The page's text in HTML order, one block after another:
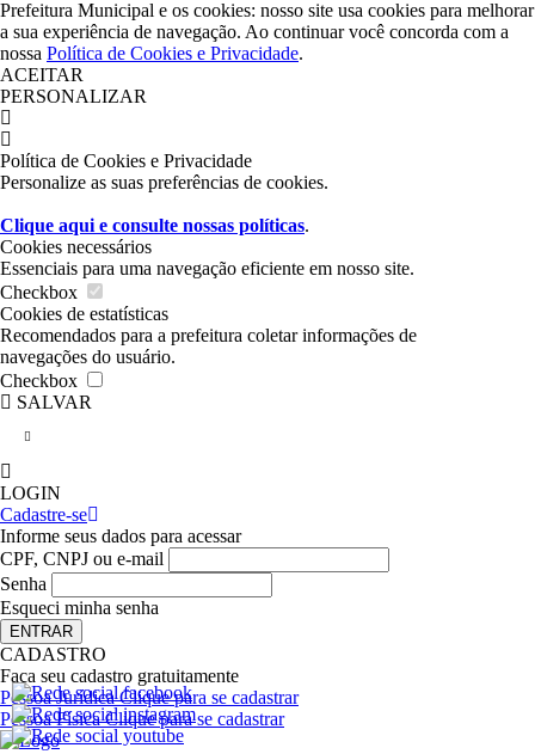
Prefeitura Municipal e os cookies: nosso site usa cookies para melhorar
a sua experiência de navegação. Ao continuar você concorda com a
nossa Política de Cookies e Privacidade.
ACEITAR
PERSONALIZAR
Política de Cookies e Privacidade
Personalize as suas preferências de cookies.
Clique aqui e consulte nossas políticas.
Cookies necessários
Essenciais para uma navegação eficiente em nosso site.
Checkbox
Cookies de estatísticas
Recomendados para a prefeitura coletar informações de
navegações do usuário.
Checkbox
SALVAR
LOGIN
Cadastre-se
Informe seus dados para acessar
CPF, CNPJ ou e-mail
Senha
Esqueci minha senha
ENTRAR
CADASTRO
Faça seu cadastro gratuitamente
Pessoa Jurídica Clique para se cadastrar
Pessoa Física Clique para se cadastrar